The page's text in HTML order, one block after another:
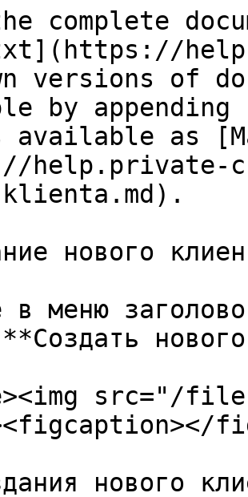
complete
versions of
by
available as
help.private-
klienta.md).
нового
в меню
src="/files/
нового